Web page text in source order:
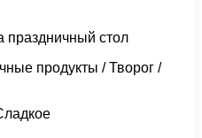
праздничный стол
продукты / Творог /